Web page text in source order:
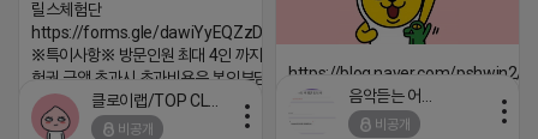
릴스체험단
https://forms.gle/dawiYyEQZzDdqf8W8
※특이사항※ 방문인원 최대 4인 까지 가능 체
험권 금액 초과시 초과비용은 본인부담입니다.
2026-04-18 17:13
https://blog.naver.com/pshwin2/
2026-04-18 17:12
비공개
비공개